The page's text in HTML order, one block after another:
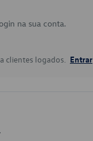
na sua conta.
clientes logados. Entrar